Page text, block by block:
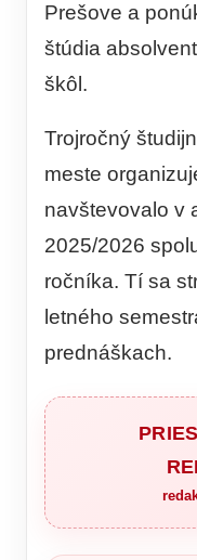
Prešove a
štúdia
škôl.
Trojročný
meste
navštevovalo v
2025/2026
ročníka. Tí sa
letného
prednáškach.